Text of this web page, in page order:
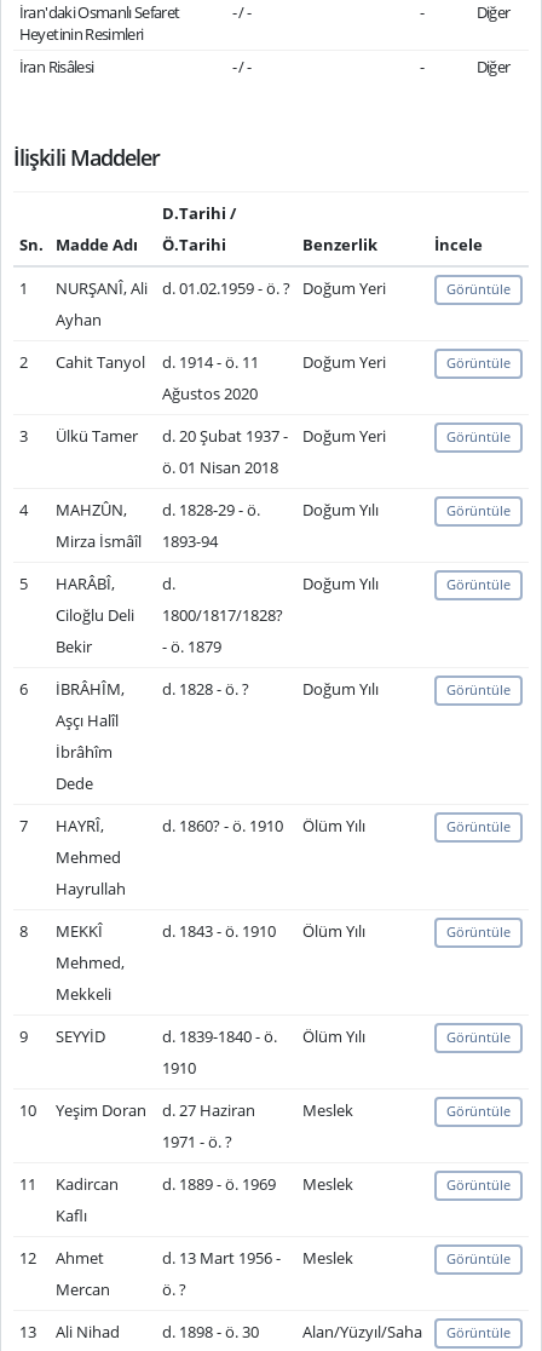
İran'daki Osmanlı Sefaret
Heyetinin Resimleri
- / - - Diğer
İran Risâlesi - / - - Diğer
İlişkili Maddeler
Sn. Madde Adı
D.Tarihi /
Ö.Tarihi
Benzerlik
İncele
1
NURŞANÎ, Ali
Ayhan
d. 01.02.1959 - ö. ? Doğum Yeri Görüntüle
2 Cahit Tanyol
d. 1914 - ö. 11
Ağustos 2020
Doğum Yeri Görüntüle
3 Ülkü Tamer
d. 20 Şubat 1937 -
ö. 01 Nisan 2018
Doğum Yeri Görüntüle
4
MAHZÛN,
Mirza İsmâîl
d. 1828-29 - ö.
1893-94
Doğum Yılı Görüntüle
5
HARÂBÎ,
Ciloğlu Deli
Bekir
d.
1800/1817/1828?
- ö. 1879
Doğum Yılı Görüntüle
6
İBRÂHÎM,
Aşçı Halîl
İbrâhîm
Dede
d. 1828 - ö. ? Doğum Yılı Görüntüle
7
HAYRÎ,
Mehmed
Hayrullah
d. 1860? - ö. 1910 Ölüm Yılı Görüntüle
8
MEKKÎ
Mehmed,
Mekkeli
d. 1843 - ö. 1910 Ölüm Yılı Görüntüle
9 SEYYİD
d. 1839-1840 - ö.
1910
Ölüm Yılı Görüntüle
10 Yeşim Doran
d. 27 Haziran
1971 - ö. ?
Meslek Görüntüle
11
Kadircan
Kaflı
d. 1889 - ö. 1969 Meslek Görüntüle
12
Ahmet
Mercan
d. 13 Mart 1956 -
ö. ?
Meslek Görüntüle
13
Ali Nihad
d. 1898 - ö. 30
Alan/Yüzyıl/Saha Görüntüle